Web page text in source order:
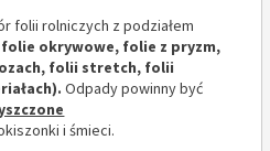
folii rolniczych z podziałem
okrywowe, folie z pryzm,
folii stretch, folii
Odpady powinny być
i śmieci.